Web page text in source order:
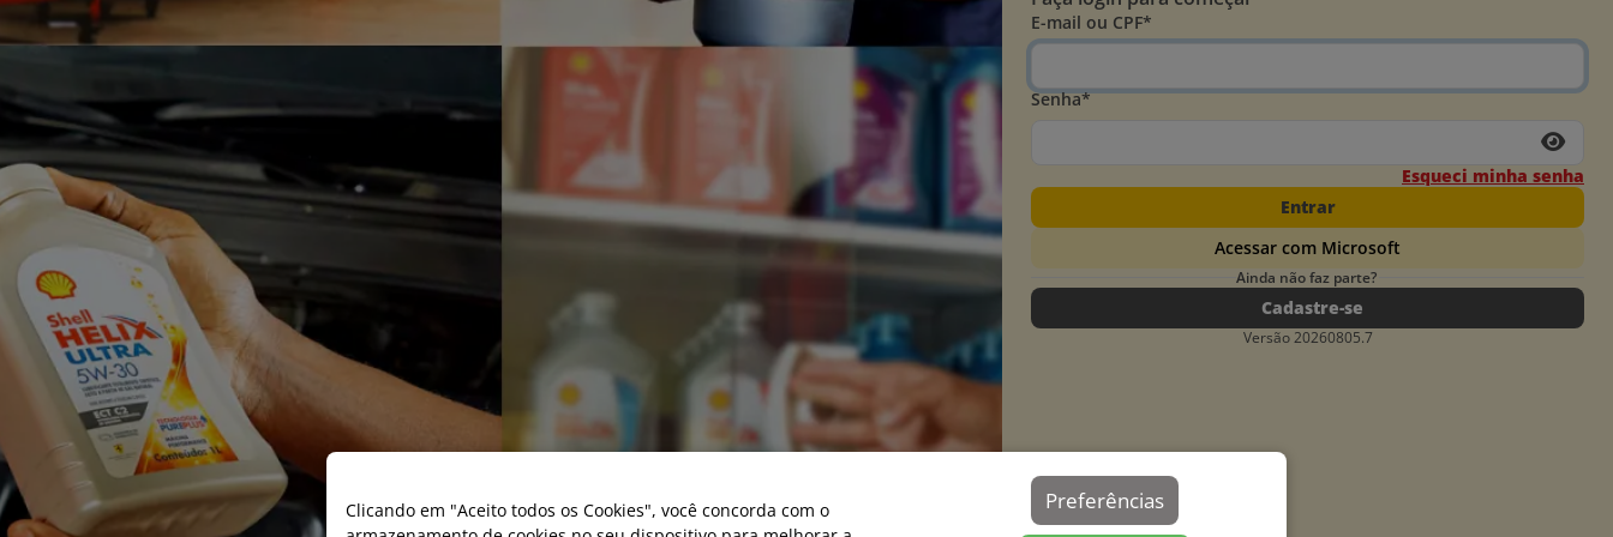
Clicando em "Aceito todos os Cookies", você concorda com o
Preferências
E-mail ou CPF*
Senha*
Esqueci minha senha
Entrar
Acessar com Microsoft
Ainda não faz parte?
Cadastre-se
Versão 20260805.7